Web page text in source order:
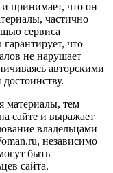
принимает, что он
частично
сервиса
что
не нарушает
авторскими
материалы, тем
сайте и выражает
владельцами
независимо
быть
сайта.